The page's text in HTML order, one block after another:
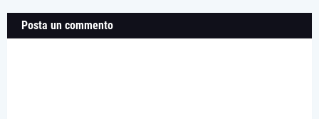
Posta un commento